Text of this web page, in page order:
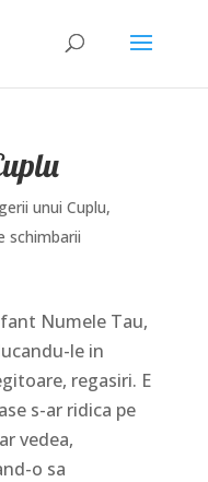
unui Cuplu,
schimbarii
Numele Tau,
le in
regasiri. E
s-ar ridica pe
vedea,
o sa